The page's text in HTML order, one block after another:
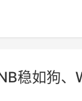
稳如狗